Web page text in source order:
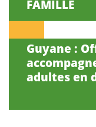
FAMILLE
Guyane :
adultes en